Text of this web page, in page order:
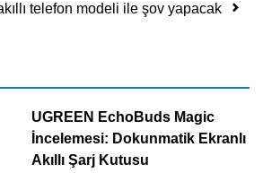
telefon modeli ile şov yapacak
UGREEN EchoBuds Magic
İncelemesi: Dokunmatik Ekranlı
Akıllı Şarj Kutusu